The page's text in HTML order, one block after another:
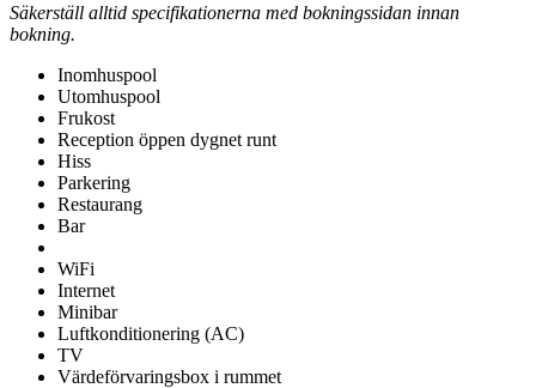
Säkerställ alltid specifikationerna med bokningssidan innan
bokning.
Inomhuspool
Utomhuspool
Frukost
Reception öppen dygnet runt
Hiss
Parkering
Restaurang
Bar
WiFi
Internet
Minibar
Luftkonditionering (AC)
TV
Värdeförvaringsbox i rummet